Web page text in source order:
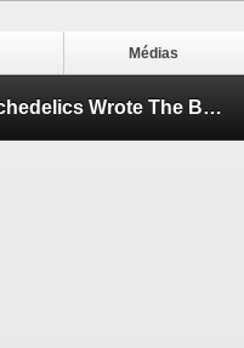
Médias
Fatboi Sharif & Duncecap Psychedelics Wrote The Bible EP